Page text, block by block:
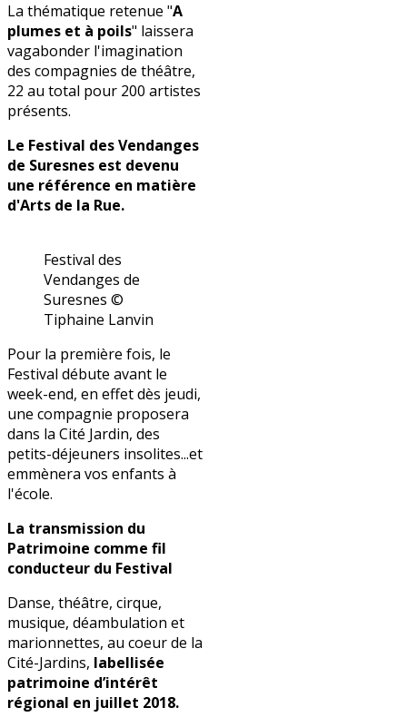
La thématique retenue "A
plumes et à poils" laissera
vagabonder l'imagination
des compagnies de théâtre,
22 au total pour 200 artistes
présents.
Le Festival des Vendanges
de Suresnes est devenu
une référence en matière
d'Arts de la Rue.
Festival des
Vendanges de
Suresnes ©
Tiphaine Lanvin
Pour la première fois, le
Festival débute avant le
week-end, en effet dès jeudi,
une compagnie proposera
dans la Cité Jardin, des
petits-déjeuners insolites...et
emmènera vos enfants à
l'école.
La transmission du
Patrimoine comme fil
conducteur du Festival
Danse, théâtre, cirque,
musique, déambulation et
marionnettes, au coeur de la
Cité-Jardins, labellisée
patrimoine d’intérêt
régional en juillet 2018.